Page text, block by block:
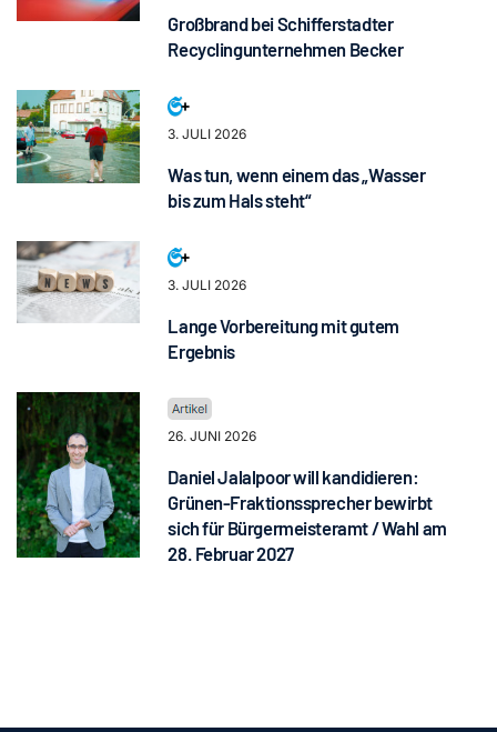
Großbrand bei Schifferstadter
Recyclingunternehmen Becker
3. JULI 2026
Was tun, wenn einem das „Wasser
bis zum Hals steht“
3. JULI 2026
Lange Vorbereitung mit gutem
Ergebnis
26. JUNI 2026
Daniel Jalalpoor will kandidieren:
Grünen-Fraktionssprecher bewirbt
sich für Bürgermeisteramt / Wahl am
28. Februar 2027